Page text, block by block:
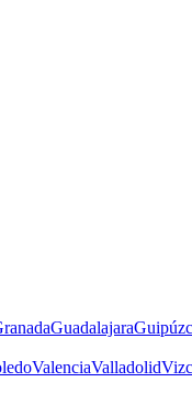
Guadalajara
ValenciaValladolid